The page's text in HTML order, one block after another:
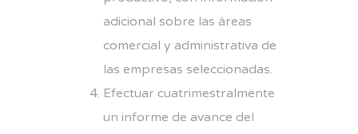
adicional sobre las áreas
comercial y administrativa de
las empresas seleccionadas.
Efectuar cuatrimestralmente
un informe de avance del